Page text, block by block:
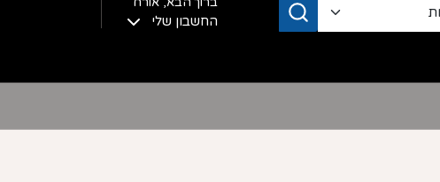
החשבון שלי